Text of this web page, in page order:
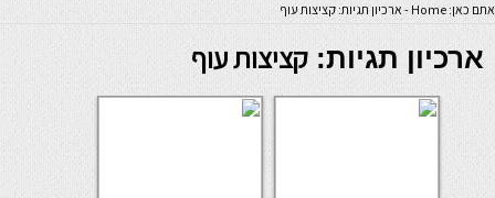
אתם כאן: Home
-ארכיון תגיות: קציצות עוף
ארכיון תגיות:קציצות עוף